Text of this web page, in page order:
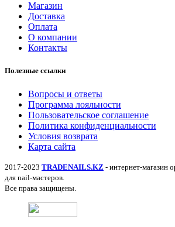
Магазин
Доставка
Оплата
О компании
Контакты
Полезные ссылки
Вопросы и ответы
Программа лояльности
Пользовательское соглашение
Политика конфиденциальности
Условия возврата
Карта сайта
2017-2023 TRADENAILS.KZ - интернет-магазин
для nail-мастеров.
Все права защищены.